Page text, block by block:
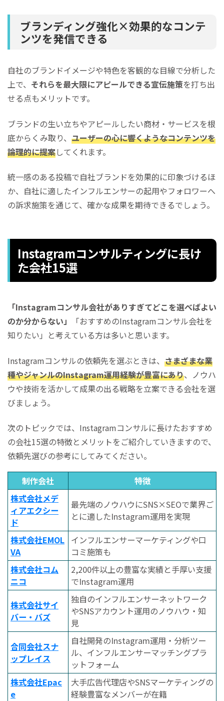
ブランディング強化×効果的なコンテ
ンツを発信できる
自社のブランドイメージや特色を客観的な目線で分析した
上で、 それらを最大限にアピールできる宣伝施策を打ち出
せる点もメリットです。
ブランドの生い立ちやアピールしたい商材・サービスを根
底からくみ取り、 ユーザーの心に響くようなコンテンツを
論理的に提案してくれます。
統一感のある投稿で自社ブランドを効果的に印象づけるほ
か、自社に適したインフルエンサーの起用やフォロワーへ
の訴求施策を通じて、確かな成果を期待できるでしょう。
Instagramコンサルティングに長け
た会社15選
「Instagramコンサル会社がありすぎてどこを選べばよい
のか分からない」
「おすすめのInstagramコンサル会社を
知りたい」と考えている方は多いと思います。
Instagramコンサルの依頼先を選ぶときは、 さまざまな業
種やジャンルのInstagram運用経験が豊富にあり、ノウハ
ウや技術を活かして成果の出る戦略を立案できる会社を選
びましょう。
次のトピックでは、Instagramコンサルに長けたおすすめ
の会社15選の特徴とメリットをご紹介していきますので、
依頼先選びの参考にしてみてください。
制作会社
特徴
株式会社メデ
ィアエクシー
ド
最先端のノウハウにSNS×SEOで業界ご
とに適したInstagram運用を実現
株式会社EMOL
VA
インフルエンサーマーケティングや口
コミ施策も
株式会社コム
ニコ
2,200件以上の豊富な実績と手厚い支援
でInstagram運用
株式会社サイ
バー・バズ
独自のインフルエンサーネットワーク
やSNSアカウント運用のノウハウ・知
見
合同会社スナ
ップレイス
自社開発のInstagram運用・分析ツー
ル、インフルエンサーマッチングプラ
ットフォーム
株式会社Epac
e
大手広告代理店やSNSマーケティングの
経験豊富なメンバーが在籍